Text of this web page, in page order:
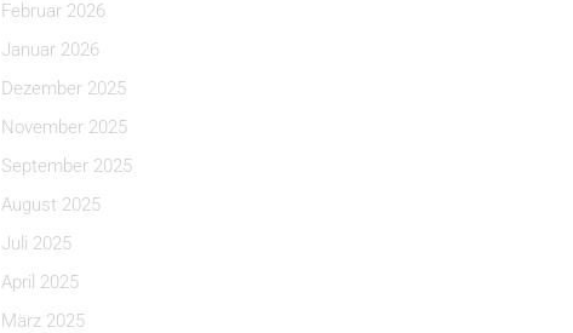
Februar 2026
Januar 2026
Dezember 2025
November 2025
September 2025
August 2025
Juli 2025
April 2025
März 2025